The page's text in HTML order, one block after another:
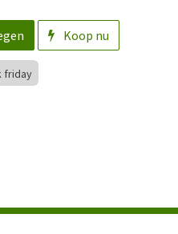
Koop nu
friday